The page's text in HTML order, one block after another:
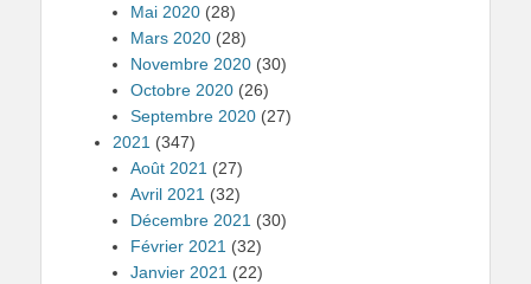
Mai 2020 (28)
Mars 2020 (28)
Novembre 2020 (30)
Octobre 2020 (26)
Septembre 2020 (27)
2021 (347)
Août 2021 (27)
Avril 2021 (32)
Décembre 2021 (30)
Février 2021 (32)
Janvier 2021 (22)